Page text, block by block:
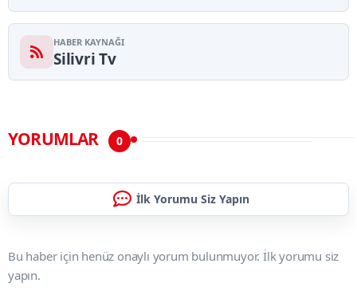
HABER KAYNAĞI
Silivri Tv
YORUMLAR 0
İlk Yorumu Siz Yapın
Bu haber için henüz onaylı yorum bulunmuyor. İlk yorumu siz
yapın.